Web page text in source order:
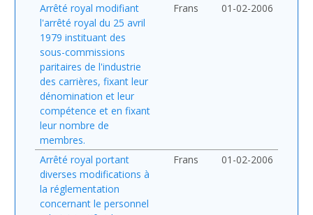
Arrêté royal modifiant
l'arrêté royal du 25 avril
1979 instituant des
sous-commissions
paritaires de l'industrie
des carrières, fixant leur
dénomination et leur
compétence et en fixant
leur nombre de
membres.
Frans 01-02-2006
Arrêté royal portant
diverses modifications à
la réglementation
concernant le personnel
Frans 01-02-2006